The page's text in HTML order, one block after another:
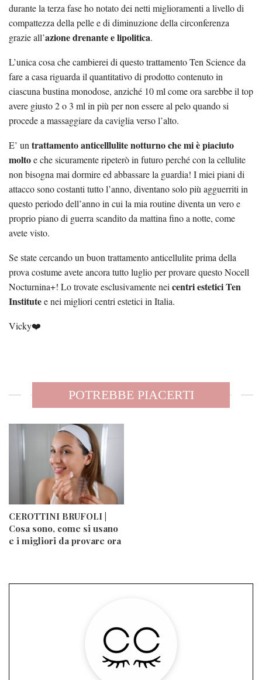
durante la terza fase ho notato dei netti miglioramenti a livello di
compattezza della pelle e di diminuzione della circonferenza
grazie all’azione drenante e lipolitica.
L’unica cosa che cambierei di questo trattamento Ten Science da
fare a casa riguarda il quantitativo di prodotto contenuto in
ciascuna bustina monodose, anziché 10 ml come ora sarebbe il top
avere giusto 2 o 3 ml in più per non essere al pelo quando si
procede a massaggiare da caviglia verso l’alto.
E’ un trattamento anticelllulite notturno che mi è piaciuto
moltoe che sicuramente ripeterò in futuro perché con la cellulite
non bisogna mai dormire ed abbassare la guardia! I miei piani di
attacco sono costanti tutto l’anno, diventano solo più agguerriti in
questo periodo dell’anno in cui la mia routine diventa un vero e
proprio piano di guerra scandito da mattina fino a notte, come
avete visto.
Se state cercando un buon trattamento anticellulite prima della
prova costume avete ancora tutto luglio per provare questo Nocell
Nocturnina+! Lo trovate esclusivamente nei centri estetici Ten
Institutee nei migliori centri estetici in Italia.
Vicky❤️
POTREBBE PIACERTI
CEROTTINI BRUFOLI |
Cosa sono, come si usano
e i migliori da provare ora